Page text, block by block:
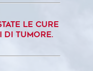
le cure
di tumore.